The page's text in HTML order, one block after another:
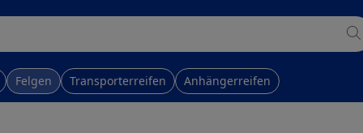
Felgen Transporterreifen Anhängerreifen